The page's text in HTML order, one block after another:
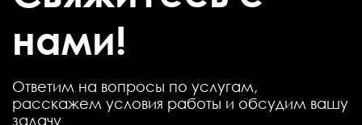
нами!
Ответим на вопросы по услугам,
расскажем условия работы и обсудим вашу
задачу